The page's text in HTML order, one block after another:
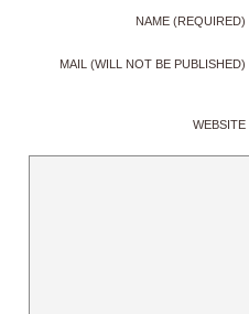
NAME (REQUIRED)
MAIL (WILL NOT BE PUBLISHED)
WEBSITE